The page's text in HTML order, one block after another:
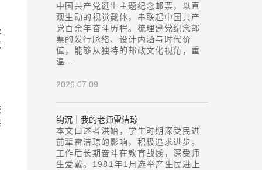
中国共产党诞生主题纪念邮票，以直
观生动的视觉载体，串联起中国共产
党百余年奋斗历程。梳理建党纪念邮
票的发行脉络、设计内涵与时代价
值，能够从独特的邮政文化视角，重
温…
2026.07.09
钩沉｜我的老师雷洁琼
本文口述者洪始，学生时期深受民进
前辈雷洁琼的影响，积极追求进步。
工作后长期奋斗在教育战线，深受师
生爱戴。1981年1月选举产生民进上